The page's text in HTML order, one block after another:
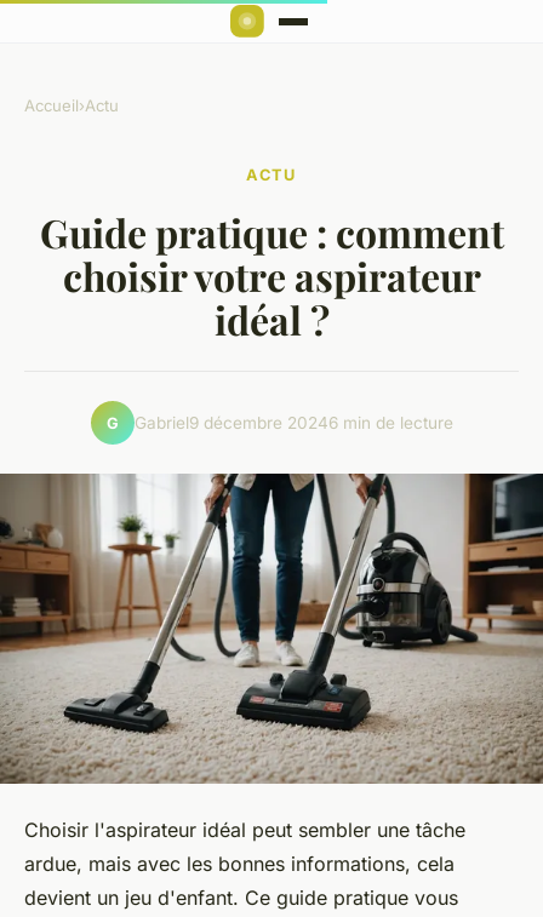
Accueil›Actu
ACTU
Guide pratique : comment
choisir votre aspirateur
idéal ?
G Gabriel9 décembre 20246 min de lecture
Choisir l'aspirateur idéal peut sembler une tâche
ardue, mais avec les bonnes informations, cela
devient un jeu d'enfant. Ce guide pratique vous